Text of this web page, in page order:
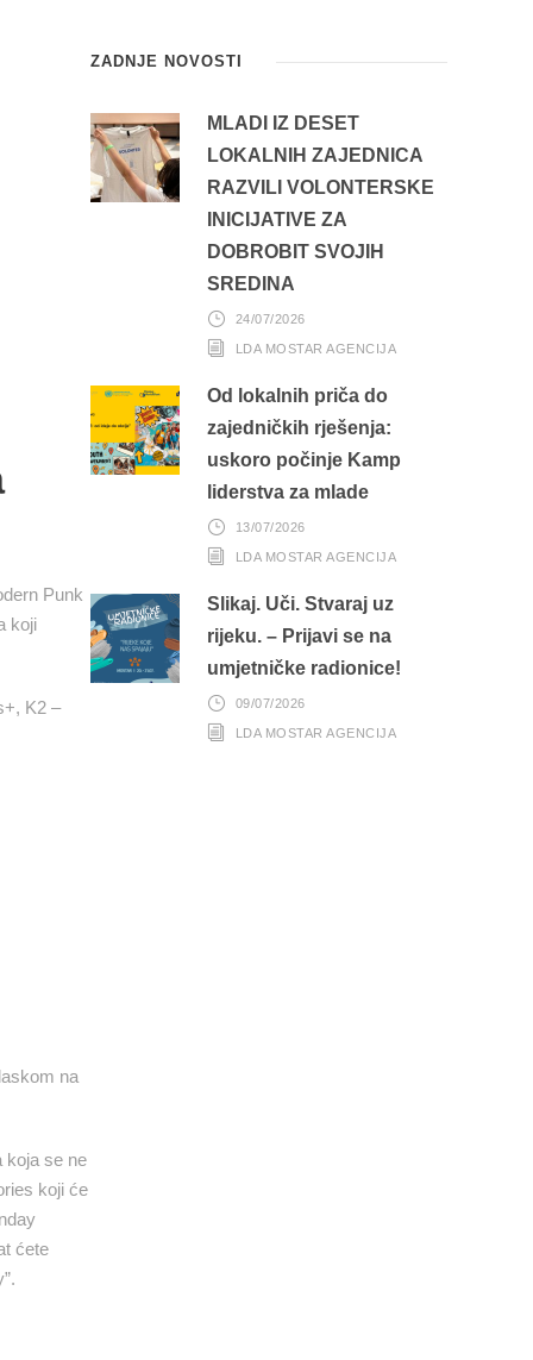
Punk
koji
K2 –
na
koja se ne
koji će
ćete
ZADNJE NOVOSTI
MLADI IZ DESET
LOKALNIH ZAJEDNICA
RAZVILI VOLONTERSKE
INICIJATIVE ZA
DOBROBIT SVOJIH
SREDINA
24/07/2026
LDA MOSTAR AGENCIJA
Od lokalnih priča do
zajedničkih rješenja:
uskoro počinje Kamp
liderstva za mlade
13/07/2026
LDA MOSTAR AGENCIJA
Slikaj. Uči. Stvaraj uz
rijeku. – Prijavi se na
umjetničke radionice!
09/07/2026
LDA MOSTAR AGENCIJA